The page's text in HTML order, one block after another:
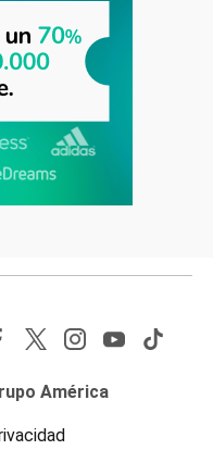
América